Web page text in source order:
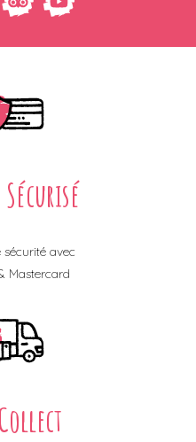
avec
Mastercard